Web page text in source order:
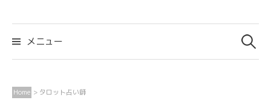
メニュー
検
索:
Home > タロット占い師